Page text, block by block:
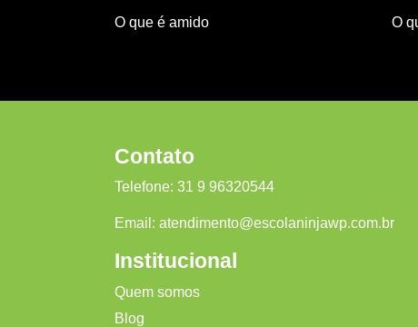
O que é amido
O
Contato
Telefone: 31 9 96320544
Email: atendimento@escolaninjawp.com.br
Institucional
Quem somos
Blog